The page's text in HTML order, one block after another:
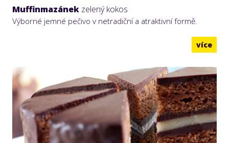
Muffinmazánek zelený kokos
Výborné jemné pečivo v netradiční a atraktivní formě.
více